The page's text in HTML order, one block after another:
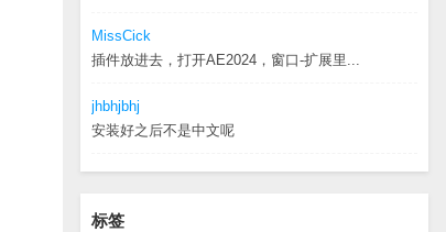
MissCick
插件放进去，打开AE2024，窗口-扩展里...
jhbhjbhj
安装好之后不是中文呢
标签